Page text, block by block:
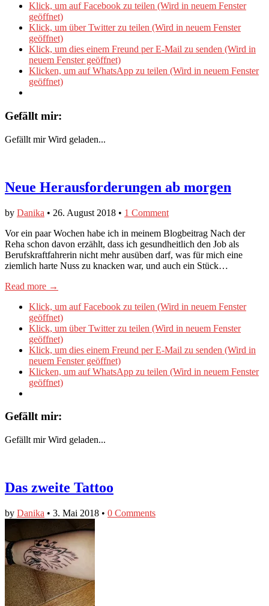
Klick, um auf Facebook zu teilen (Wird in neuem Fenster
geöffnet)
Klick, um über Twitter zu teilen (Wird in neuem Fenster
geöffnet)
Klick, um dies einem Freund per E-Mail zu senden (Wird in
neuem Fenster geöffnet)
Klicken, um auf WhatsApp zu teilen (Wird in neuem Fenster
geöffnet)
Gefällt mir:
Gefällt mir Wird geladen...
Neue Herausforderungen ab morgen
by Danika • 26. August 2018 • 1 Comment
Vor ein paar Wochen habe ich in meinem Blogbeitrag Nach der
Reha schon davon erzählt, dass ich gesundheitlich den Job als
Berufskraftfahrerin nicht mehr ausüben darf, was für mich eine
ziemlich harte Nuss zu knacken war, und auch ein Stück…
Read more →
Klick, um auf Facebook zu teilen (Wird in neuem Fenster
geöffnet)
Klick, um über Twitter zu teilen (Wird in neuem Fenster
geöffnet)
Klick, um dies einem Freund per E-Mail zu senden (Wird in
neuem Fenster geöffnet)
Klicken, um auf WhatsApp zu teilen (Wird in neuem Fenster
geöffnet)
Gefällt mir:
Gefällt mir Wird geladen...
Das zweite Tattoo
by Danika • 3. Mai 2018 • 0 Comments